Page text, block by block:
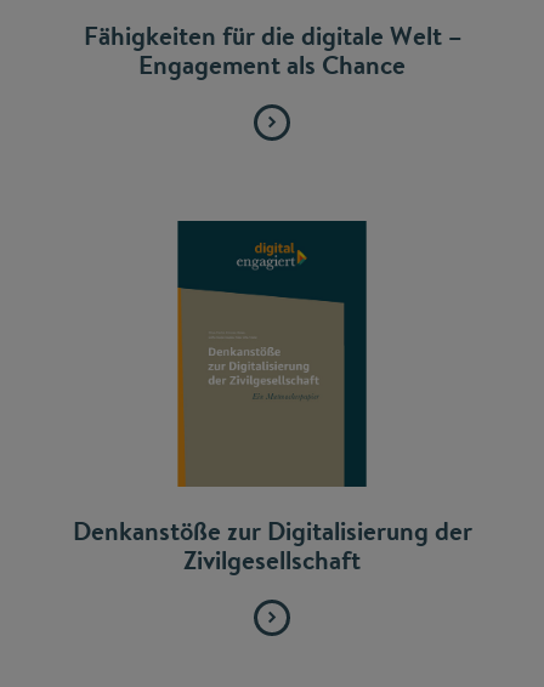
Fähigkeiten für die digitale Welt –
Engagement als Chance
Denkanstöße zur Digitalisierung der
Zivilgesellschaft